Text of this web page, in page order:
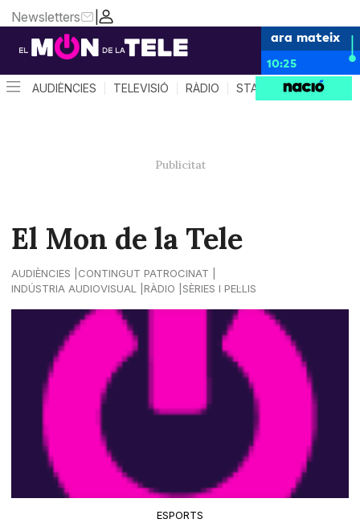
|
Newsletters
ara mateix
10:25
AUDIÈNCIES TELEVISIÓ RÀDIO STAR SYSTEM
El Mon de la Tele
AUDIÈNCIES
CONTINGUT PATROCINAT
INDÚSTRIA AUDIOVISUAL
RÀDIO SÈRIES I PEL·LIS
ESPORTS